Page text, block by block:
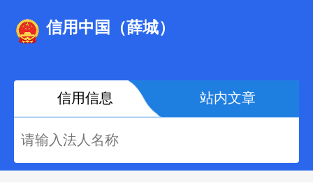
信用中国（薛城）
信用信息 站内文章